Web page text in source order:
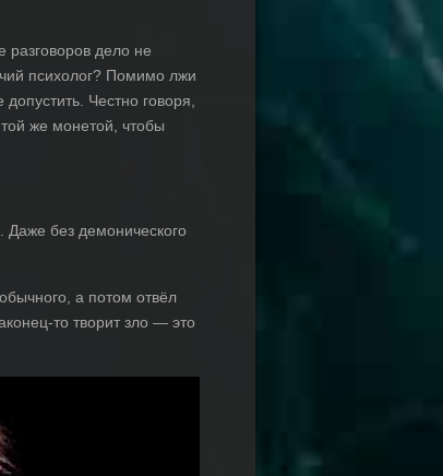
разговоров дело не
психолог? Помимо лжи
Честно говоря,
же монетой, чтобы
без демонического
а потом отвёл
то творит зло — это